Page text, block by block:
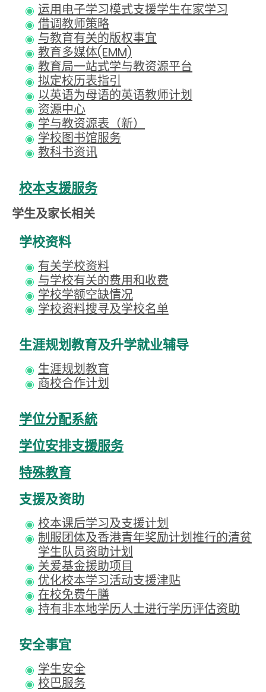
运用电子学习模式支援学生在家学习
借调教师策略
与教育有关的版权事宜
教育多媒体(EMM)
教育局一站式学与教资源平台
拟定校历表指引
以英语为母语的英语教师计划
资源中心
学与教资源表（新）
学校图书馆服务
教科书资讯
校本支援服务
学生及家长相关
学校资料
有关学校资料
与学校有关的费用和收费
学校学额空缺情况
学校资料搜寻及学校名单
生涯规划教育及升学就业辅导
生涯规划教育
商校合作计划
学位分配系統
学位安排支援服务
特殊教育
支援及资助
校本课后学习及支援计划
制服团体及香港青年奖励计划推行的清贫
学生队员资助计划
关爱基金援助项目
优化校本学习活动支援津贴
在校免费午膳
持有非本地学历人士进行学历评估资助
安全事宜
学生安全
校巴服务